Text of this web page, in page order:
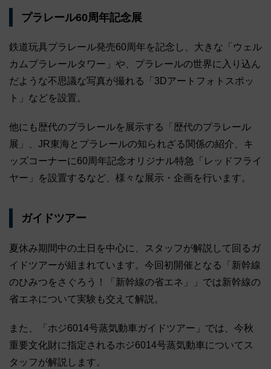
プラレール60周年記念展
鉄道玩具プラレール発売60周年を記念し、大きな「ウェル
カムプラレールタワー」や、プラレールの世界に入り込ん
だような不思議な写真が撮れる「3Dアートフォトスポッ
ト」などを設置。
他にも歴代のプラレールを展示する「歴代のプラレール
展」、JR東海とプラレールの知られざる関係の紹介、キ
ッズコーナーに60周年記念オリジナル特急「レッドフライ
ヤー」を設置するなど、様々な展示・企画を行います。
ガイドツアー
夏休み期間中の土日を中心に、スタッフが解説して回るガ
イドツアーが組まれています。今回初開催となる「新幹線
のひみつをさぐろう！「新幹線の省エネ」」では新幹線の
省エネについて実験も交えて解説。
また、「ホジ6014号蒸気動車ガイドツアー」では、今秋
重要文化財に指定されるホジ6014号蒸気動車についてス
タッフが解説します。